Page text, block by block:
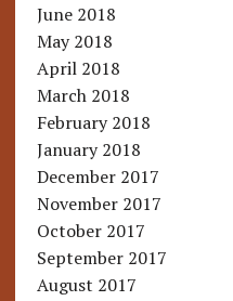
June 2018
May 2018
April 2018
March 2018
February 2018
January 2018
December 2017
November 2017
October 2017
September 2017
August 2017